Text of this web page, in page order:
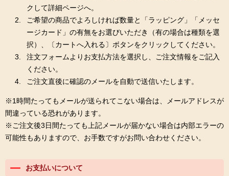
クして詳細ページへ。
ご希望の商品でよろしければ数量と「ラッピング」「メッセ
ージカード」の有無をお選びいただき（有の場合は種類を選
択）、〔カートへ入れる〕ボタンをクリックしてください。
注文フォームよりお支払方法を選択し、ご注文情報をご記入
ください。
ご注文直後に確認のメールを自動で送信いたします。
※1時間たってもメールが送られてこない場合は、メールアドレスが
間違っている恐れがあります。
※ご注文後3日間たっても上記メールが届かない場合は内部エラーの
可能性もありますので、お手数ですがお問い合わせください。
お支払いについて